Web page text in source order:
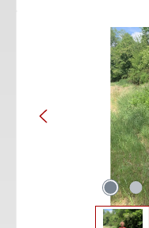
Bildergalerie überspringen